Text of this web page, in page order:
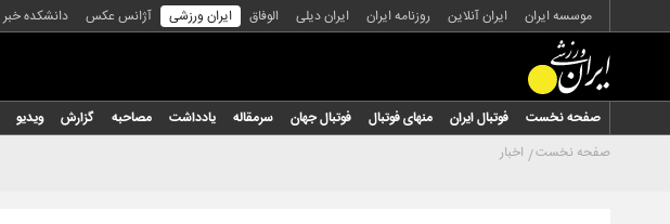
موسسه ایران ایران آنلاین روزنامه ایران ایران دیلی الوفاق ایران ورزشی آژانس عکس دانشکده خبر
صفحه نخست فوتبال ایران منهای فوتبال فوتبال جهان سرمقاله یادداشت مصاحبه گزارش ویدیو
صفحه نخست اخبار